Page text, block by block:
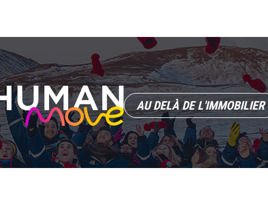
AU DELÀ DE L'IMMOBILIER